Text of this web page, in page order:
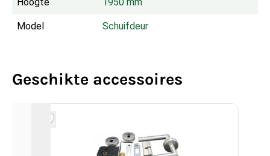
Model Schuifdeur
Geschikte accessoires